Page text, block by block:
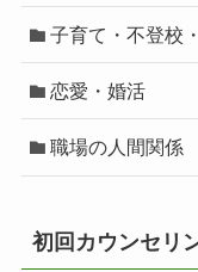
子育て・不登校
恋愛・婚活
職場の人間関係
初回カウンセリ